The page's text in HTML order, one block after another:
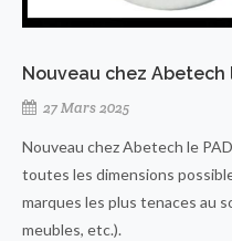
Nouveau chez Abetech
27 Mars 2025
Nouveau chez Abetech le
toutes les dimensions
marques les plus tenaces au
meubles, etc.).